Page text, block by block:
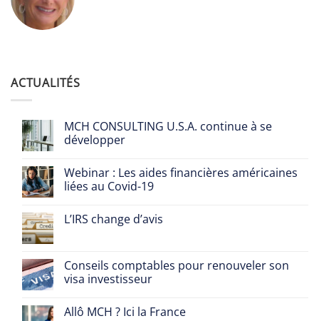
ACTUALITÉS
MCH CONSULTING U.S.A. continue à se
développer
Webinar : Les aides financières américaines
liées au Covid-19
L’IRS change d’avis
Conseils comptables pour renouveler son
visa investisseur
Allô MCH ? Ici la France